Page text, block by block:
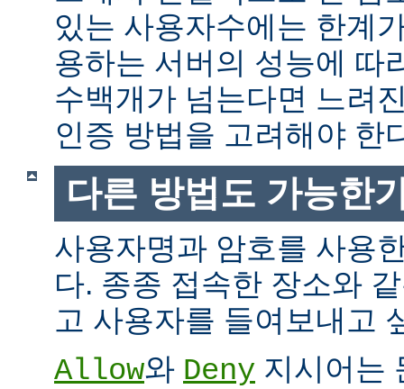
있는 사용자수에는 한계
용하는 서버의 성능에 따
수백개가 넘는다면 느려
인증 방법을 고려해야 한
다른 방법도 가능한
사용자명과 암호를 사용
다. 종종 접속한 장소와
고 사용자를 들여보내고
Allow와 Deny 지시어는